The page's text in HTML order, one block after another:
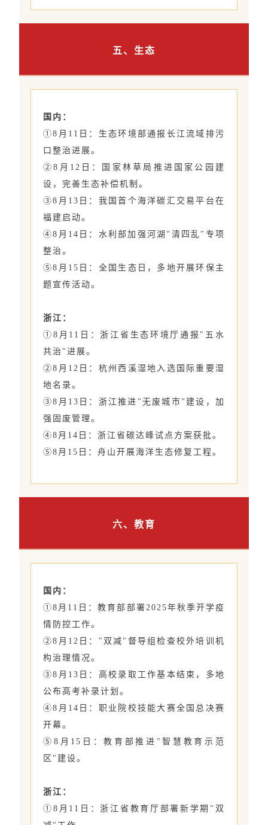
五、生态
国内：
①8月11日：生态环境部通报长江流域排污
口整治进展。
②8月12日：国家林草局推进国家公园建
设，完善生态补偿机制。
③8月13日：我国首个海洋碳汇交易平台在
福建启动。
④8月14日：水利部加强河湖"清四乱"专项
整治。
⑤8月15日：全国生态日，多地开展环保主
题宣传活动。
浙江：
①8月11日：浙江省生态环境厅通报"五水
共治"进展。
②8月12日：杭州西溪湿地入选国际重要湿
地名录。
③8月13日：浙江推进"无废城市"建设，加
强固废管理。
④8月14日：浙江省碳达峰试点方案获批。
⑤8月15日：舟山开展海洋生态修复工程。
六、教育
国内：
①8月11日：教育部部署2025年秋季开学疫
情防控工作。
②8月12日："双减"督导组检查校外培训机
构治理情况。
③8月13日：高校录取工作基本结束，多地
公布高考补录计划。
④8月14日：职业院校技能大赛全国总决赛
开幕。
⑤8月15日：教育部推进"智慧教育示范
区"建设。
浙江：
①8月11日：浙江省教育厅部署新学期"双